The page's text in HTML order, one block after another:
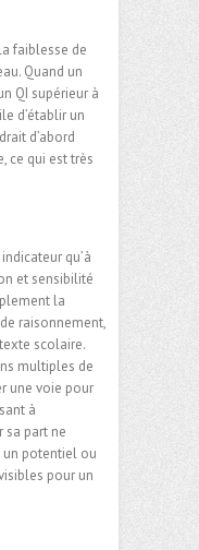
faiblesse de
Quand un
QI supérieur à
d’établir un
d’abord
ce qui est très
qu’à
et sensibilité
la
raisonnement,
scolaire.
multiples de
une voie pour
à
sa part ne
un potentiel ou
pour un